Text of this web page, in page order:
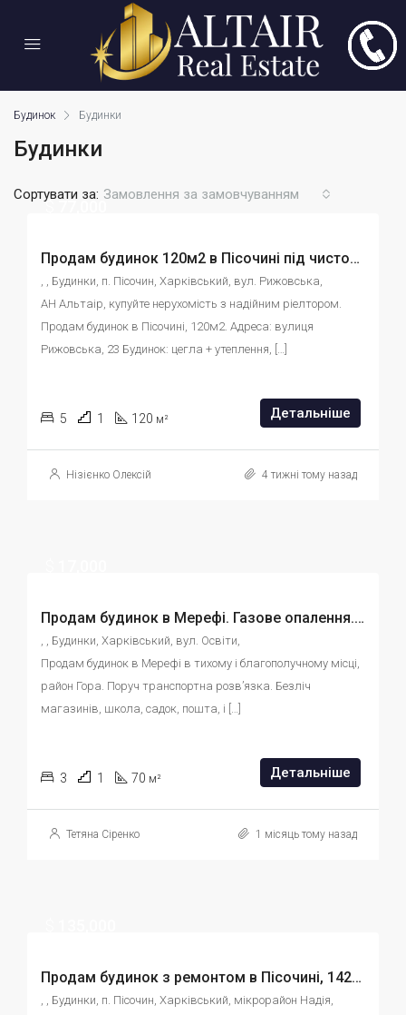
Будинок Будинки
Будинки
Сортувати за: Замовлення за замовчуванням
$
Продам будинок 120м2 в Пісочині під чистову обробку. 14 соток Газ id:42665651458
, , Будинки, п. Пісочин, Харківський, вул. Рижовська,
АН Альтаір, купуйте нерухомість з надійним ріелтором.
Продам будинок в Пісочині, 120м2. Адреса: вулиця
Рижовська, 23 Будинок: цегла + утеплення, […]
5 1 120 м² Детальніше
Нізієнко Олексій 4 тижні тому назад
Продам будинок в Мерефі. Газове опалення. Ділянка 7 соток. Відмінна ціна. id:412687412366
, , Будинки, Харківський, вул. Освіти,
Продам будинок в Мерефі в тихому і благополучному місці,
район Гора. Поруч транспортна розв’язка. Безліч
магазинів, школа, садок, пошта, і […]
3 1 70 м² Детальніше
Тетяна Сіренко 1 місяць тому назад
Продам будинок з ремонтом в Пісочині, 142м2, 15 соток. id:569356793560
, , Будинки, п. Пісочин, Харківський, мікрорайон Надія,